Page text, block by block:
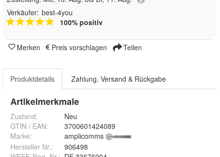
Verkäufer: best-4you
100% positiv
Merken Preis vorschlagen Teilen
Produktdetails Zahlung, Versand & Rückgabe
Artikelmerkmale
Zustand:
Neu
GTIN / EAN:
3700601424089
Marke:
amplicomms
Hersteller Nr.:
906498